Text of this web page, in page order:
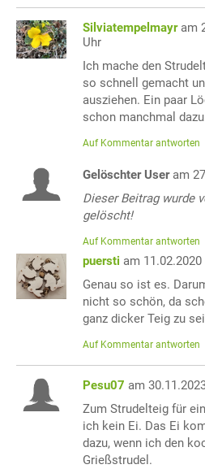
Silviatempelmayr am
Uhr
Ich mache den
so schnell gemacht
ausziehen. Ein paar
schon manchmal
Auf Kommentar antworten
Gelöschter User am
Dieser Beitrag wurde
gelöscht!
Auf Kommentar antworten
puersti am
Genau so ist es.
nicht so schön, da
ganz dicker Teig zu
Auf Kommentar antworten
Pesu07 am
Zum Strudelteig für
ich kein Ei. Das Ei
dazu, wenn ich den
Grießstrudel.